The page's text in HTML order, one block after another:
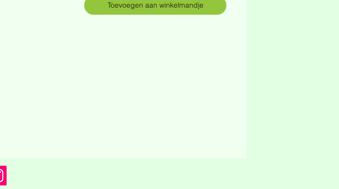
Toevoegen aan winkelmandje